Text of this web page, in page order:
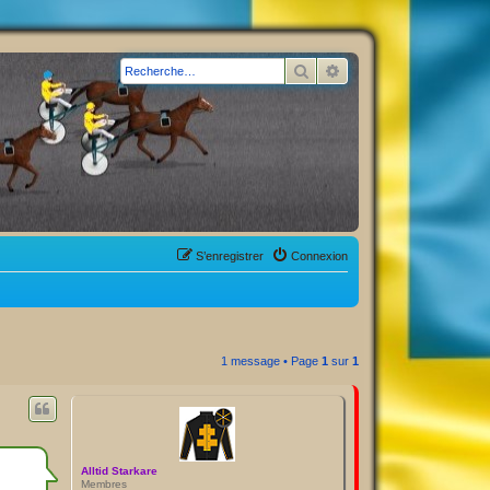
Rechercher
Connexion
S’enregistrer
1 message • Page 1 sur 1
Alltid Starkare
Membres